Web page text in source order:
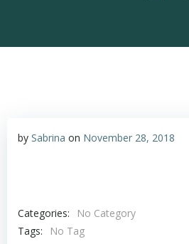
by Sabrina on November 28, 2018
Categories:
No Category
Tags:
No Tag